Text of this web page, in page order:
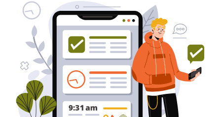
בעל/ת עסק? סוכנות ניהול מוניטין
לקידום, שיווק ופרסום באינטרנט
כאן עבורך!
לפרטים